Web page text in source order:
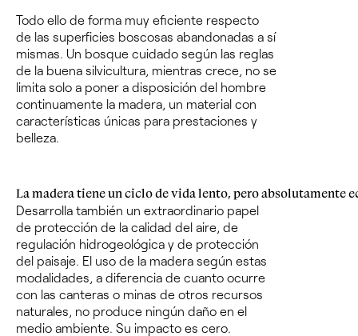
Todo ello de forma muy eficiente respecto
de las superficies boscosas abandonadas a sí
mismas. Un bosque cuidado según las reglas
de la buena silvicultura , mientras crece, no se
limita solo a poner a disposición del hombre
continuamente la madera, un material con
características únicas para prestaciones y
belleza.
La madera tiene un ciclo de vida lento, pero absolutamente
Desarrolla también un extraordinario papel
de protección de la calidad del aire, de
regulación hidrogeológica y de protección
del paisaje. El uso de la madera según estas
modalidades, a diferencia de cuanto ocurre
con las canteras o minas de otros recursos
naturales, no produce ningún daño en el
medio ambiente. Su impacto es cero.